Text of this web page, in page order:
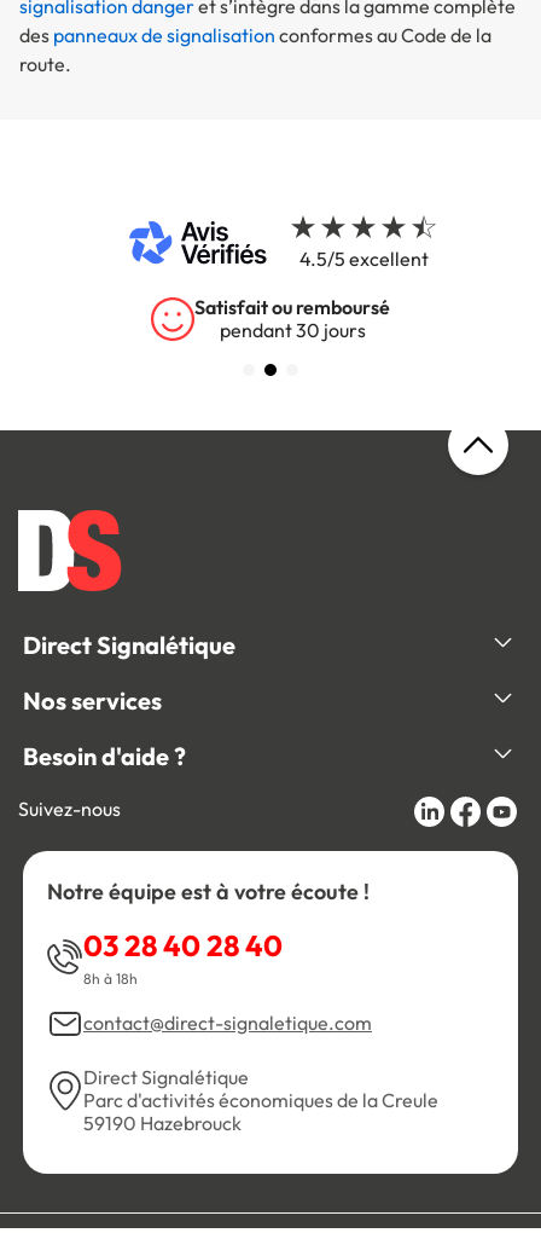
signalisation dangeret s’intègre dans la gamme complète
des panneaux de signalisation conformes au Code de la
route.
4.5/5 excellent
Satisfait ou remboursé
pendant 30 jours
Direct Signalétique
Nos services
Besoin d'aide ?
Suivez-nous
Notre équipe est à votre écoute !
03 28 40 28 40
8h à 18h
contact@direct-signaletique.com
Direct Signalétique
Parc d'activités économiques de la Creule
59190 Hazebrouck